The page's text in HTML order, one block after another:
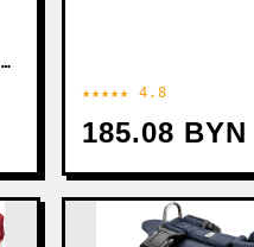
★★★★★ 4.8
185.08 BYN